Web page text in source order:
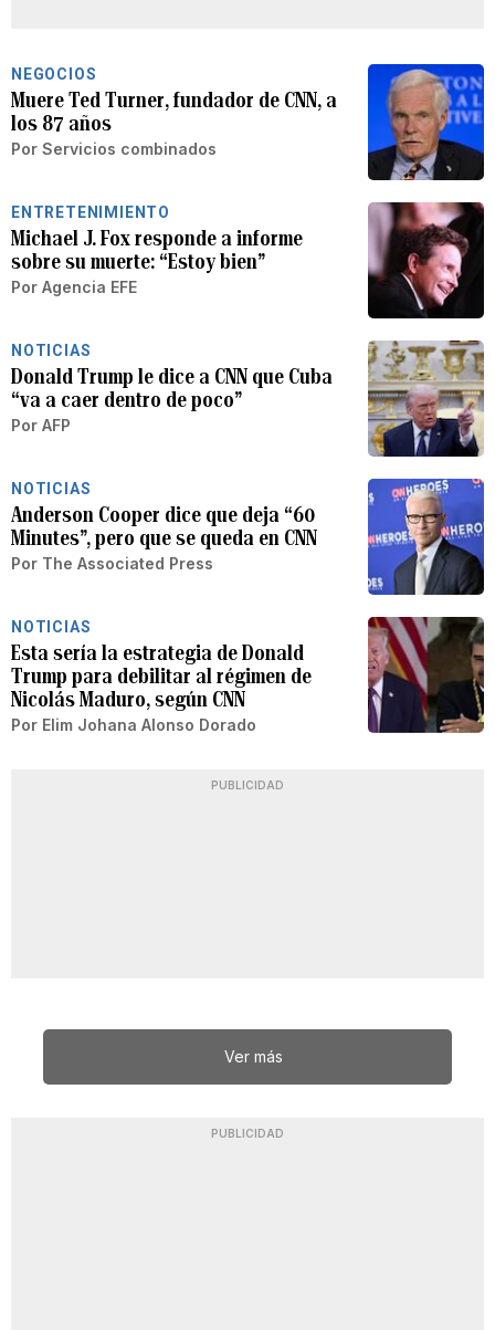
NEGOCIOS
Muere Ted Turner, fundador de CNN, a
los 87 años
Por Servicios combinados
ENTRETENIMIENTO
Michael J. Fox responde a informe
sobre su muerte: “Estoy bien”
Por Agencia EFE
NOTICIAS
Donald Trump le dice a CNN que Cuba
“va a caer dentro de poco”
Por AFP
NOTICIAS
Anderson Cooper dice que deja “60
Minutes”, pero que se queda en CNN
Por The Associated Press
NOTICIAS
Esta sería la estrategia de Donald
Trump para debilitar al régimen de
Nicolás Maduro, según CNN
Por Elim Johana Alonso Dorado
PUBLICIDAD
Ver más
PUBLICIDAD